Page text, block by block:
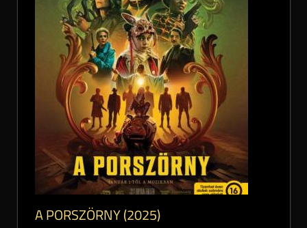
A PORSZÖRNY (2025)